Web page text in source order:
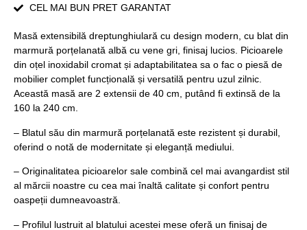
CEL MAI BUN PRET GARANTAT
Masă extensibilă dreptunghiulară cu design modern, cu blat din
marmură porțelanată albă cu vene gri, finisaj lucios. Picioarele
din oțel inoxidabil cromat și adaptabilitatea sa o fac o piesă de
mobilier complet funcțională și versatilă pentru uzul zilnic.
Această masă are 2 extensii de 40 cm, putând fi extinsă de la
160 la 240 cm.
– Blatul său din marmură porțelanată este rezistent și durabil,
oferind o notă de modernitate și eleganță mediului.
– Originalitatea picioarelor sale combină cel mai avangardist stil
al mărcii noastre cu cea mai înaltă calitate și confort pentru
oaspeții dumneavoastră.
– Profilul lustruit al blatului acestei mese oferă un finisaj de